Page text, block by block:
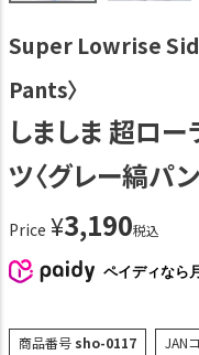
Super Lowrise
Pants〉
しましま 超ロ
ツ〈グレー縞パン
Price ¥3,190税込
ペイディなら
商品番号 sho-0117 JAN